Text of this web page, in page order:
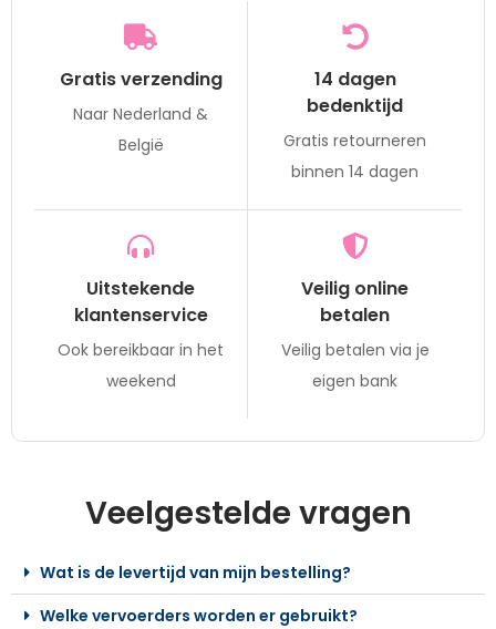
Gratis verzending
Naar Nederland &
België
14 dagen
bedenktijd
Gratis retourneren
binnen 14 dagen
Uitstekende
klantenservice
Ook bereikbaar in het
weekend
Veilig online
betalen
Veilig betalen via je
eigen bank
Veelgestelde vragen
Wat is de levertijd van mijn bestelling?
Welke vervoerders worden er gebruikt?